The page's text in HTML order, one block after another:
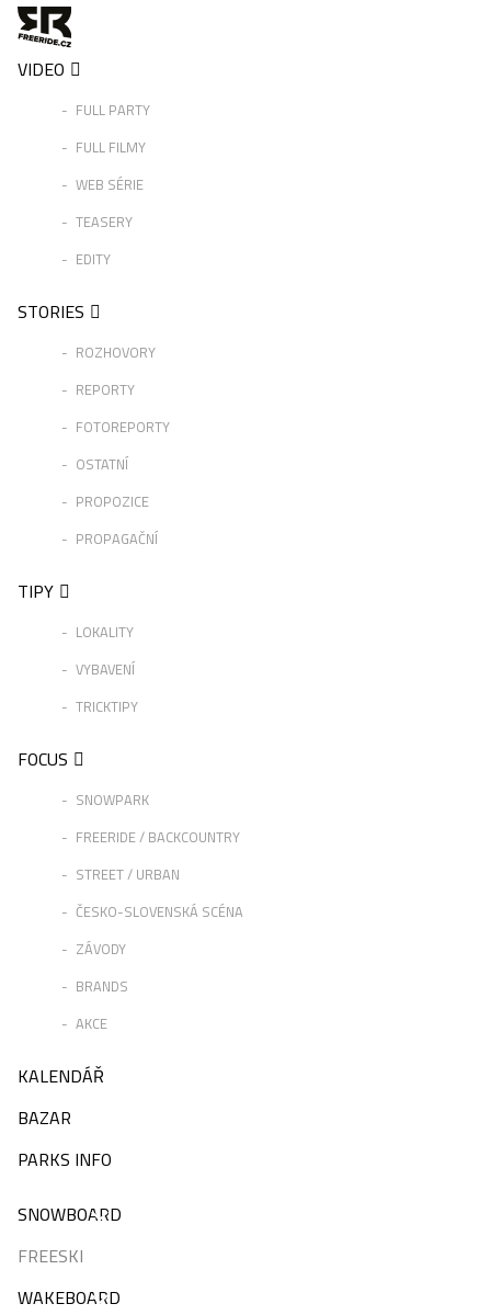
VIDEO
FULL PARTY
FULL FILMY
WEB SÉRIE
TEASERY
EDITY
STORIES
ROZHOVORY
REPORTY
FOTOREPORTY
OSTATNÍ
PROPOZICE
PROPAGAČNÍ
TIPY
LOKALITY
VYBAVENÍ
TRICKTIPY
FOCUS
SNOWPARK
FREERIDE / BACKCOUNTRY
STREET / URBAN
ČESKO-SLOVENSKÁ SCÉNA
ZÁVODY
BRANDS
AKCE
KALENDÁŘ
BAZAR
PARKS INFO
SNOWBOARD
FREESKI
WAKEBOARD